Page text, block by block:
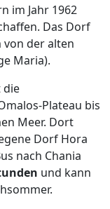
im Jahr 1962
Das Dorf
von der alten
Maria).
die
Plateau bis
Meer. Dort
Dorf Hora
nach Chania
und kann